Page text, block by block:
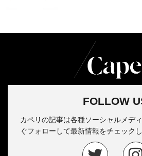
FOLLOW
カペリの記事は各種ソーシャルメデ
ぐフォローして最新情報をチェックし